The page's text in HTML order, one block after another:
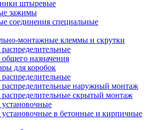
штыревые
зажимы
соединения специальные
монтажные клеммы и скрутки
назначения
для коробок
наружный монтаж
скрытый монтаж
в бетонные и кирпичные